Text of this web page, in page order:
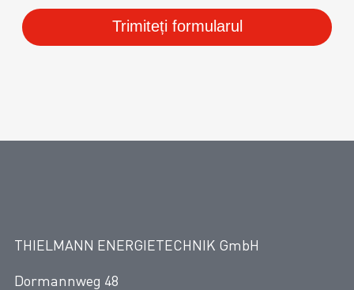
Trimiteți formularul
THIELMANN ENERGIETECHNIK GmbH
Dormannweg 48